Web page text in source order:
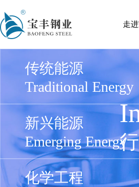
走
传统能源
Traditional Energy
新兴能源
Emerging Energy
化学工程